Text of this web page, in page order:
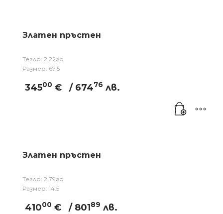
Златен пръстен
Тегло: 2,22гр
Размер: 67,5
34500 € / 67476 лв.
Златен пръстен
Тегло: 2.79гр
Размер: 14.5
41000 € / 80189 лв.